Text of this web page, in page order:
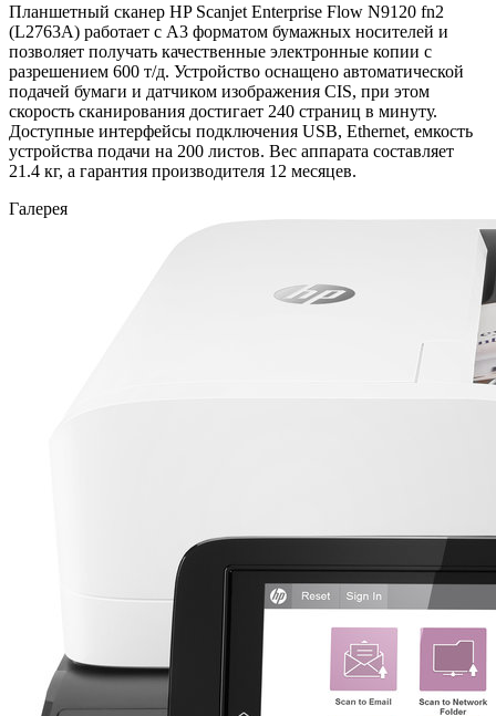
Планшетный сканер HP Scanjet Enterprise Flow N9120 fn2
(L2763A) работает с А3 форматом бумажных носителей и
позволяет получать качественные электронные копии с
разрешением 600 т/д. Устройство оснащено автоматической
подачей бумаги и датчиком изображения CIS, при этом
скорость сканирования достигает 240 страниц в минуту.
Доступные интерфейсы подключения USB, Ethernet, емкость
устройства подачи на 200 листов. Вес аппарата составляет
21.4 кг, а гарантия производителя 12 месяцев.
Галерея